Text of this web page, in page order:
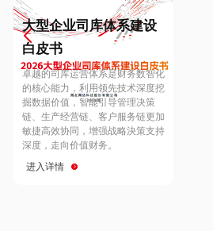
Europe
Hungary
Hong Kong
大型企业司库体系建设
白皮书
卓越的司库运营体系是财务数智化
的核心能力，利用领先技术深度挖
掘数据价值，智能引导管理决策
链、生产经营链、客户服务链更加
敏捷高效协同，增强战略決策支持
深度，走向价值财务。
进入详情